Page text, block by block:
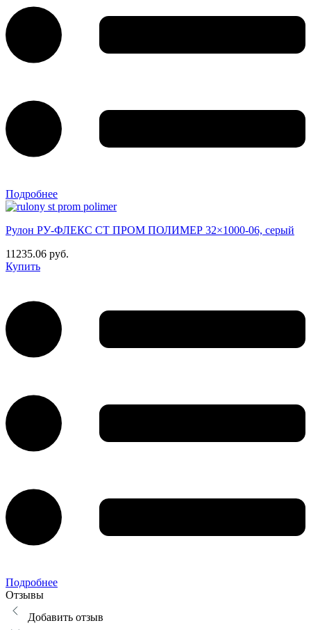
Подробнее
Рулон РУ-ФЛЕКС СТ ПРОМ ПОЛИМЕР 32×1000-06, серый
11235.06 руб.
Купить
Подробнее
Отзывы
Добавить отзыв